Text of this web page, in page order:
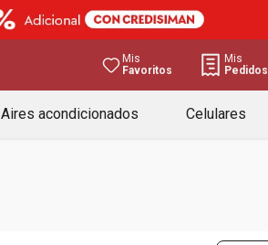
Mis
Favoritos
Mis
Pedidos
Aires acondicionados Celulares